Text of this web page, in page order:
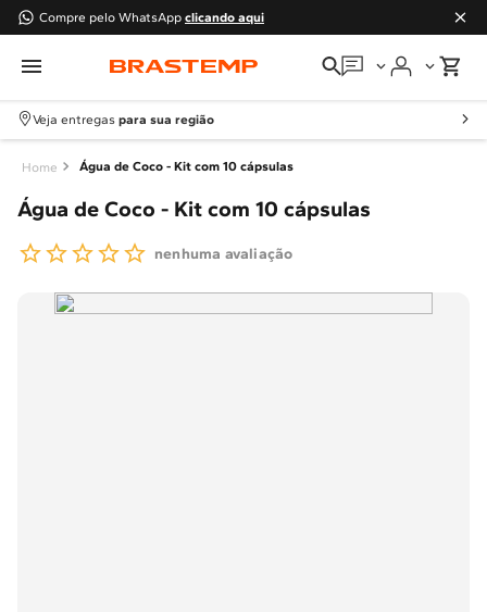
Compre pelo WhatsApp clicando aqui
Em que podemos
Meus pedidos
Guias e manuais
Veja entregas para sua região
Água de Coco - Kit com 10 cápsulas
Água de Coco - Kit com 10 cápsulas
nenhuma avaliação